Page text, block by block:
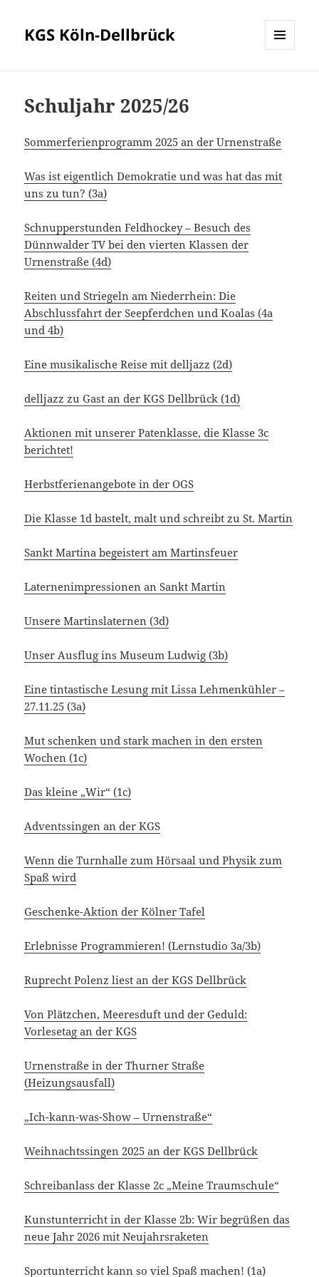
KGS Köln-Dellbrück
Schuljahr 2025/26
Sommerferienprogramm 2025 an der Urnenstraße
Was ist eigentlich Demokratie und was hat das mit
uns zu tun? (3a)
Schnupperstunden Feldhockey – Besuch des
Dünnwalder TV bei den vierten Klassen der
Urnenstraße (4d)
Reiten und Striegeln am Niederrhein: Die
Abschlussfahrt der Seepferdchen und Koalas (4a
und 4b)
Eine musikalische Reise mit delljazz (2d)
delljazz zu Gast an der KGS Dellbrück (1d)
Aktionen mit unserer Patenklasse, die Klasse 3c
berichtet!
Herbstferienangebote in der OGS
Die Klasse 1d bastelt, malt und schreibt zu St. Martin
Sankt Martina begeistert am Martinsfeuer
Laternenimpressionen an Sankt Martin
Unsere Martinslaternen (3d)
Unser Ausflug ins Museum Ludwig (3b)
Eine tintastische Lesung mit Lissa Lehmenkühler –
27.11.25 (3a)
Mut schenken und stark machen in den ersten
Wochen (1c)
Das kleine „Wir“ (1c)
Adventssingen an der KGS
Wenn die Turnhalle zum Hörsaal und Physik zum
Spaß wird
Geschenke-Aktion der Kölner Tafel
Erlebnisse Programmieren! (Lernstudio 3a/3b)
Ruprecht Polenz liest an der KGS Dellbrück
Von Plätzchen, Meeresduft und der Geduld:
Vorlesetag an der KGS
Urnenstraße in der Thurner Straße
(Heizungsausfall)
„Ich-kann-was-Show – Urnenstraße“
Weihnachtssingen 2025 an der KGS Dellbrück
Schreibanlass der Klasse 2c „Meine Traumschule“
Kunstunterricht in der Klasse 2b: Wir begrüßen das
neue Jahr 2026 mit Neujahrsraketen
Sportunterricht kann so viel Spaß machen! (1a)